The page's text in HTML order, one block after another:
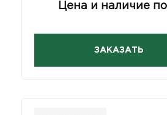
Цена и наличие
ЗАКАЗАТЬ